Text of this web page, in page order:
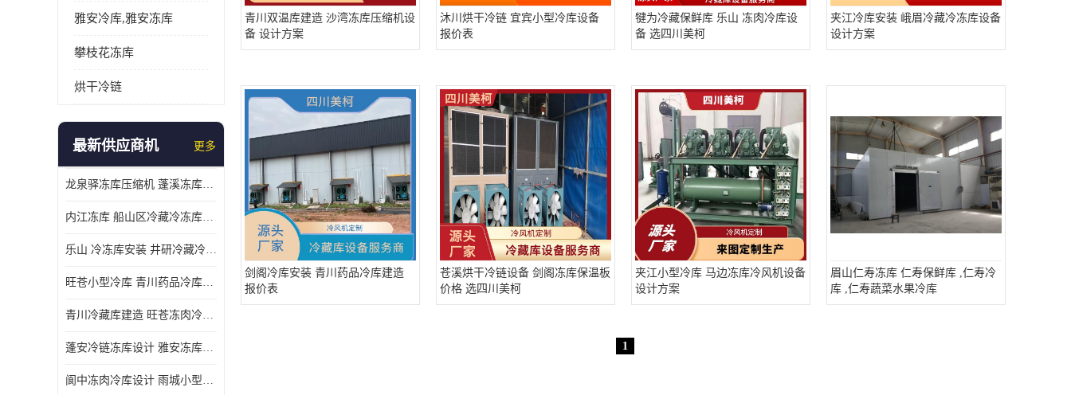
雅安冷库,雅安冻库
攀枝花冻库
烘干冷链
最新供应商机 更多
龙泉驿冻库压缩机 蓬溪冻库冷风机价格
内江冻库 船山区冷藏冷冻库安装
乐山 冷冻库安装 井研冷藏冷冻库设备 报价表
旺苍小型冷库 青川药品冷库设备 设计方案
青川冷藏库建造 旺苍冻肉冷库安装 报价表
蓬安冷链冻库设计 雅安冻库保温板安装 采摘园
阆中冻肉冷库设计 雨城小型冷库设计 农产品基地
青川双温库建造 沙湾冻库压缩机设
备 设计方案
沐川烘干冷链 宜宾小型冷库设备
报价表
犍为冷藏保鲜库 乐山 冻肉冷库设
备 选四川美柯
夹江冷库安装 峨眉冷藏冷冻库设备
设计方案
剑阁冷库安装 青川药品冷库建造
报价表
苍溪烘干冷链设备 剑阁冻库保温板
价格 选四川美柯
夹江小型冷库 马边冻库冷风机设备
设计方案
眉山仁寿冻库 仁寿保鲜库 ,仁寿冷
库 ,仁寿蔬菜水果冷库
1